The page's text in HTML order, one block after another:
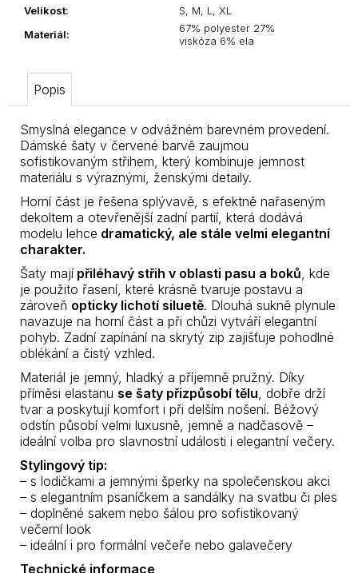
Velikost:
S, M, L, XL
Materiál:
67% polyester 27%
viskóza 6% ela
Popis
Smyslná elegance v odvážném barevném provedení.
Dámské šaty v červené barvě zaujmou
sofistikovaným střihem, který kombinuje jemnost
materiálu s výraznými, ženskými detaily.
Horní část je řešena splývavě, s efektně nařaseným
dekoltem a otevřenější zadní partií, která dodává
modelu lehce dramatický, ale stále velmi elegantní
charakter.
Šaty mají přiléhavý střih v oblasti pasu a boků , kde
je použito řasení, které krásně tvaruje postavu a
zároveň opticky lichotí siluetě. Dlouhá sukně plynule
navazuje na horní část a při chůzi vytváří elegantní
pohyb. Zadní zapínání na skrytý zip zajišťuje pohodlné
oblékání a čistý vzhled.
Materiál je jemný, hladký a příjemně pružný. Díky
příměsi elastanu se šaty přizpůsobí tělu , dobře drží
tvar a poskytují komfort i při delším nošení. Béžový
odstín působí velmi luxusně, jemně a nadčasově –
ideální volba pro slavnostní události i elegantní večery.
Stylingový tip:
– s lodičkami a jemnými šperky na společenskou akci
– s elegantním psaníčkem a sandálky na svatbu či ples
– doplněné sakem nebo šálou pro sofistikovaný
večerní look
– ideální i pro formální večeře nebo galavečery
Technické informace